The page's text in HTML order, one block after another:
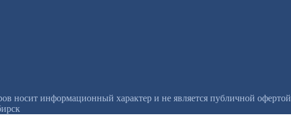
носит информационный характер и не является публичной офертой